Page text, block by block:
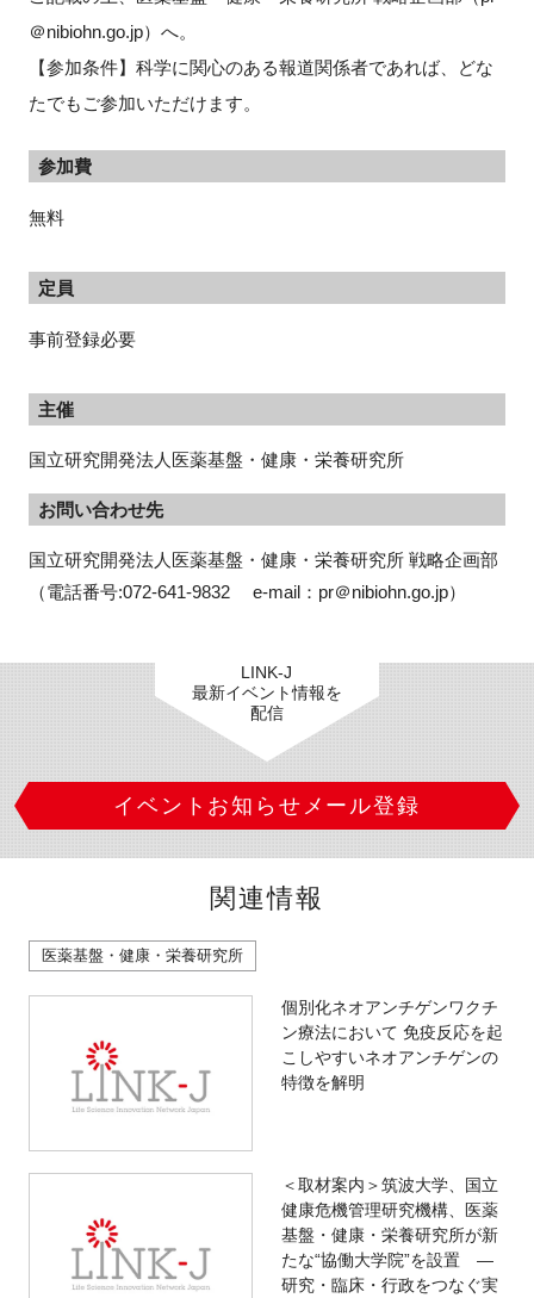
＠nibiohn.go.jp）へ。
【参加条件】科学に関心のある報道関係者であれば、どな
たでもご参加いただけます。
参加費
無料
定員
事前登録必要
主催
国立研究開発法人医薬基盤・健康・栄養研究所
お問い合わせ先
国立研究開発法人医薬基盤・健康・栄養研究所 戦略企画部
（電話番号:072-641-9832　 e-mail：pr＠nibiohn.go.jp）
LINK-J
最新イベント情報を
配信
イベントお知らせメール登録
関連情報
医薬基盤・健康・栄養研究所
個別化ネオアンチゲンワクチ
ン療法において 免疫反応を起
こしやすいネオアンチゲンの
特徴を解明
＜取材案内＞筑波大学、国立
健康危機管理研究機構、医薬
基盤・健康・栄養研究所が新
たな“協働大学院”を設置 ―
研究・臨床・行政をつなぐ実